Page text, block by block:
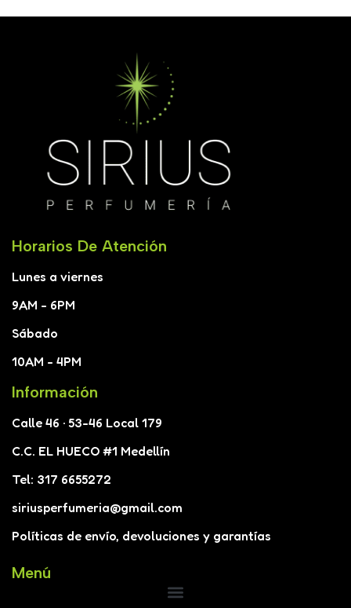
Horarios De Atención
Lunes a viernes
9AM - 6PM
Sábado
10AM - 4PM
Información
Calle 46 · 53-46 Local 179
C.C. EL HUECO #1 Medellín
Tel: 317 6655272
siriusperfumeria@gmail.com
Políticas de envío, devoluciones y garantías
Menú